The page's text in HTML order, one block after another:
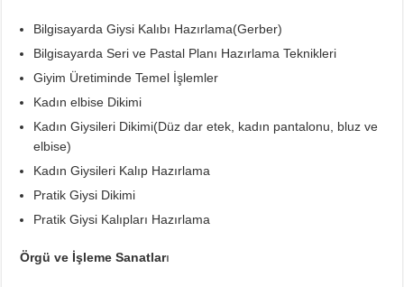
Bilgisayarda Giysi Kalıbı Hazırlama(Gerber)
Bilgisayarda Seri ve Pastal Planı Hazırlama Teknikleri
Giyim Üretiminde Temel İşlemler
Kadın elbise Dikimi
Kadın Giysileri Dikimi(Düz dar etek, kadın pantalonu, bluz ve
elbise)
Kadın Giysileri Kalıp Hazırlama
Pratik Giysi Dikimi
Pratik Giysi Kalıpları Hazırlama
Örgü ve İşleme Sanatları